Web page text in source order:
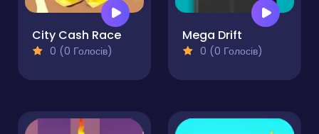
City Cash Race
0 (0 Голосів)
Mega Drift
0 (0 Голосів)